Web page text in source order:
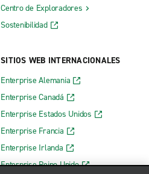
Centro de Exploradores
Sostenibilidad
SITIOS WEB INTERNACIONALES
Enterprise Alemania
Enterprise Canadá
Enterprise Estados Unidos
Enterprise Francia
Enterprise Irlanda
Enterprise Reino Unido